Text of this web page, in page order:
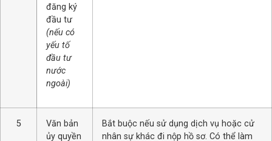
đăng ký
đầu tư
(nếu có
yếu tố
đầu tư
nước
ngoài)
5
Văn bản
ủy quyền
Bắt buộc nếu sử dụng dịch vụ hoặc cử
nhân sự khác đi nộp hồ sơ. Có thể làm